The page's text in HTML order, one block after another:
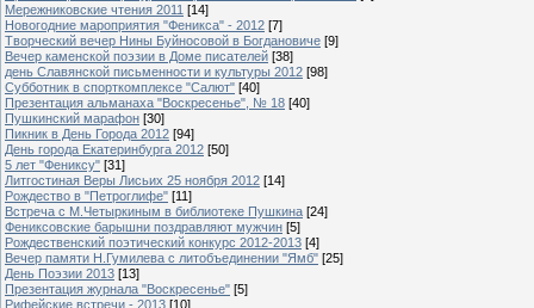
Мережниковские чтения 2011 [14]
Новогодние мароприятия "Феникса" - 2012 [7]
Творческий вечер Нины Буйносовой в Богдановиче [9]
Вечер каменской поэзии в Доме писателей [38]
день Славянской письменности и культуры 2012 [98]
Субботник в спорткомплексе "Салют" [40]
Презентация альманаха "Воскресенье", № 18 [40]
Пушкинский марафон [30]
Пикник в День Города 2012 [94]
День города Екатеринбурга 2012 [50]
5 лет "Фениксу" [31]
Литгостиная Веры Лисьих 25 ноября 2012 [14]
Рождество в "Петроглифе" [11]
Встреча с М.Четыркиным в библиотеке Пушкина [24]
Фениксовские барышни поздравляют мужчин [5]
Рождественский поэтический конкурс 2012-2013 [4]
Вечер памяти Н.Гумилева с литобъединении "Ямб" [25]
День Поэзии 2013 [13]
Презентация журнала "Воскресенье" [5]
Рифейские встречи - 2013 [10]